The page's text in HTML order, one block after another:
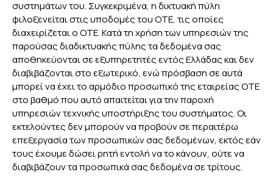
συστημάτων του. Συγκεκριμένα, η δικτυακή πύλη
φιλοξενείται στις υποδομές του ΟΤΕ, τις οποίες
διαχειρίζεται ο ΟΤΕ. Κατά τη χρήση των υπηρεσιών της
παρούσας διαδικτυακής πύλης τα δεδομένα σας
αποθηκεύονται σε εξυπηρετητές εντός Ελλάδας και δεν
διαβιβάζονται στο εξωτερικό, ενώ πρόσβαση σε αυτά
μπορεί να έχει το αρμόδιο προσωπικό της εταιρείας ΟΤΕ
στο βαθμό που αυτό απαιτείται για την παροχή
υπηρεσιών τεχνικής υποστήριξης του συστήματος. Οι
εκτελούντες δεν μπορούν να προβούν σε περαιτέρω
επεξεργασία των προσωπικών σας δεδομένων, εκτός εάν
τους έχουμε δώσει ρητή εντολή να το κάνουν, ούτε να
διαβιβάζουν τα προσωπικά σας δεδομένα σε τρίτους.